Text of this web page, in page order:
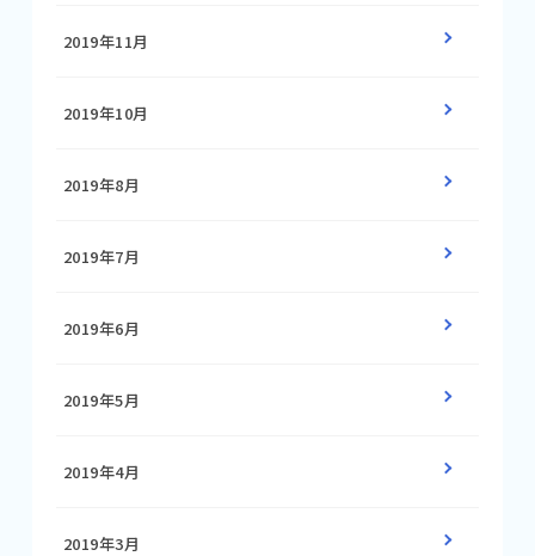
2019年11月
2019年10月
2019年8月
2019年7月
2019年6月
2019年5月
2019年4月
2019年3月